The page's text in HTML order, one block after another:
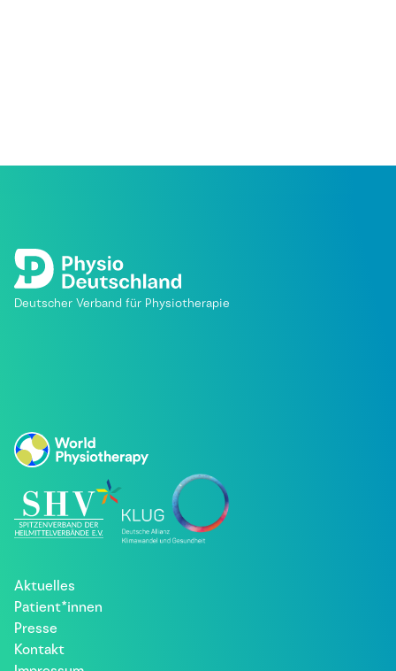
Deutscher Verband für Physiotherapie
Aktuelles
Patient*innen
Presse
Kontakt